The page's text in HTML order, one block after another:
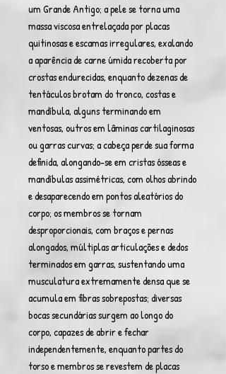
um Grande Antigo; a pele se torna uma
massa viscosa entrelaçada por placas
quitinosas e escamas irregulares, exalando
a aparência de carne úmida recoberta por
crostas endurecidas, enquanto dezenas de
tentáculos brotam do tronco, costas e
mandíbula, alguns terminando em
ventosas, outros em lâminas cartilaginosas
ou garras curvas; a cabeça perde sua forma
definida, alongando-se em cristas ósseas e
mandíbulas assimétricas, com olhos abrindo
e desaparecendo em pontos aleatórios do
corpo; os membros se tornam
desproporcionais, com braços e pernas
alongados, múltiplas articulações e dedos
terminados em garras, sustentando uma
musculatura extremamente densa que se
acumula em fibras sobrepostas; diversas
bocas secundárias surgem ao longo do
corpo, capazes de abrir e fechar
independentemente, enquanto partes do
torso e membros se revestem de placas